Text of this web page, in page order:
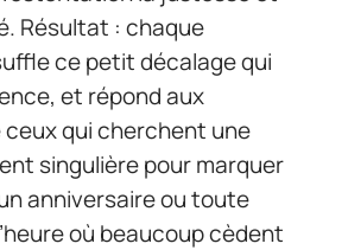
Résultat : chaque
ce petit décalage qui
et répond aux
qui cherchent une
singulière pour marquer
anniversaire ou toute
où beaucoup cèdent